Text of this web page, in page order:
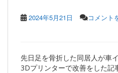
2024年5月21日 コメント
先日足を骨折した同居人が車
3Dプリンターで改善をした記